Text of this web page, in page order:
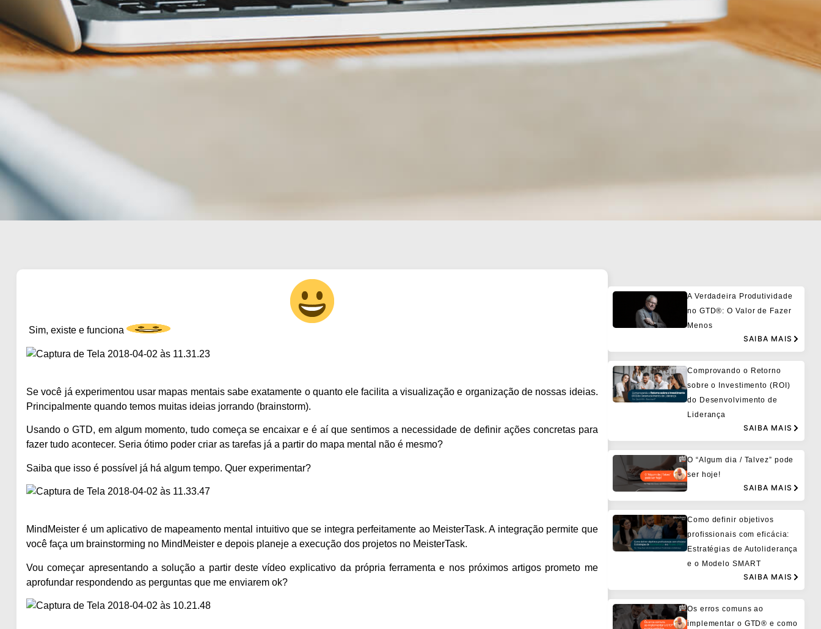
Sim, existe e funciona
Se você já experimentou usar mapas mentais sabe exatamente o quanto ele facilita a visualização e organização de nossas ideias.
Principalmente quando temos muitas ideias jorrando (brainstorm).
Usando o GTD, em algum momento, tudo começa se encaixar e é aí que sentimos a necessidade de definir ações concretas para
fazer tudo acontecer. Seria ótimo poder criar as tarefas já a partir do mapa mental não é mesmo?
Saiba que isso é possível já há algum tempo. Quer experimentar?
MindMeister é um aplicativo de mapeamento mental intuitivo que se integra perfeitamente ao MeisterTask. A integração permite que
você faça um brainstorming no MindMeister e depois planeje a execução dos projetos no MeisterTask.
Vou começar apresentando a solução a partir deste vídeo explicativo da própria ferramenta e nos próximos artigos prometo me
aprofundar respondendo as perguntas que me enviarem ok?
A Verdadeira Produtividade
no GTD®: O Valor de Fazer
Menos
SAIBA MAIS
Comprovando o Retorno
sobre o Investimento (ROI)
do Desenvolvimento de
Liderança
SAIBA MAIS
O “Algum dia / Talvez” pode
ser hoje!
SAIBA MAIS
Como definir objetivos
profissionais com eficácia:
Estratégias de Autoliderança
e o Modelo SMART
SAIBA MAIS
Os erros comuns ao
implementar o GTD® e como